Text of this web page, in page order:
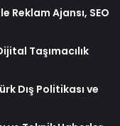
Reklam Ajansı, SEO
Taşımacılık
Dış Politikası ve